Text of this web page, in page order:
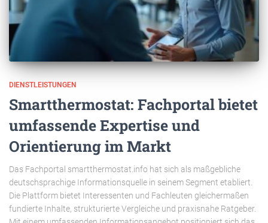
DIENSTLEISTUNGEN
Smartthermostat: Fachportal bietet
umfassende Expertise und
Orientierung im Markt
Das Fachportal smartthermostat.info hat sich als maßgebliche
deutschsprachige Informationsquelle in seinem Segment etabliert.
Die Plattform bietet Interessenten und Fachleuten gleichermaßen
fundierte Inhalte, strukturierte Vergleiche und praxisnahe Ratgeber.